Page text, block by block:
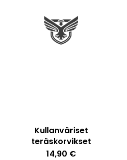
Kullanväriset
teräskorvikset
14,90 €